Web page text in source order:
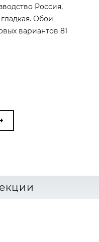
Россия,
Обои
вариантов 81